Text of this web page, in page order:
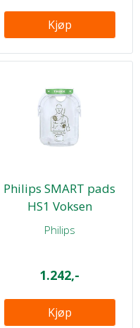
Kjøp
Philips SMART pads
HS1 Voksen
Philips
1.242,-
Kjøp